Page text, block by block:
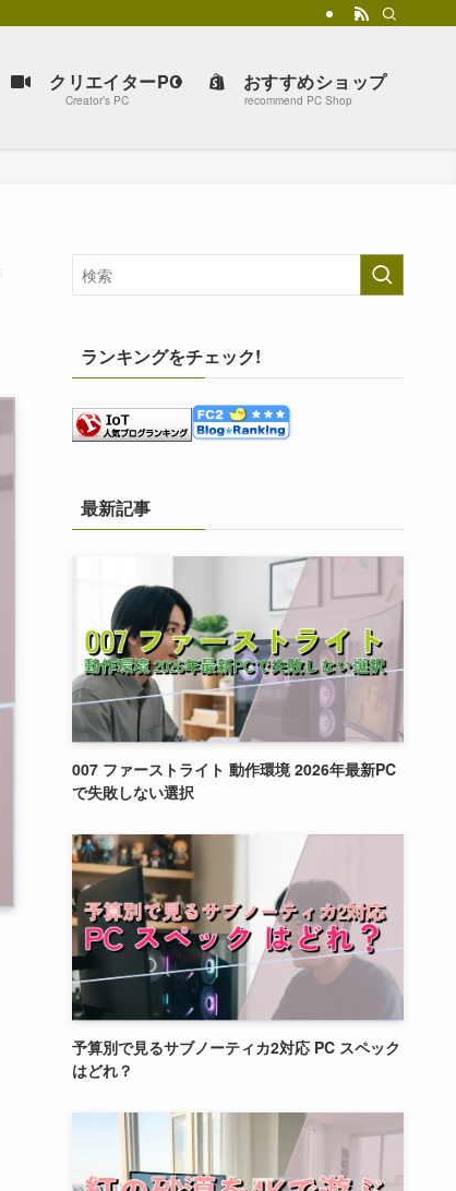
クリエイターPC
Creator’s PC
おすすめショップ
recommend PC Shop
ランキングをチェック!
最新記事
007 ファーストライト 動作環境 2026年最新PC
で失敗しない選択
予算別で見るサブノーティカ2対応 PC スペック
はどれ？